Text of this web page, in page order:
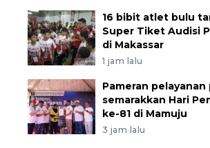
16 bibit atlet bulu
Super Tiket Audisi
di Makassar
1 jam lalu
Pameran pelayanan
semarakkan Hari
ke-81 di Mamuju
3 jam lalu